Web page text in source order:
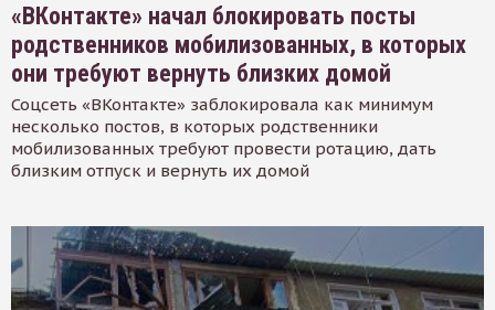
«ВКонтакте» начал блокировать посты
родственников мобилизованных, в которых
они требуют вернуть близких домой
Соцсеть «ВКонтакте» заблокировала как минимум
несколько постов, в которых родственники
мобилизованных требуют провести ротацию, дать
близким отпуск и вернуть их домой